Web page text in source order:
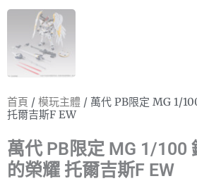
首頁 / 模玩主體 / 萬代 PB限定 MG 1/
托爾吉斯F EW
萬代 PB限定 MG 1/100
的榮耀 托爾吉斯F EW